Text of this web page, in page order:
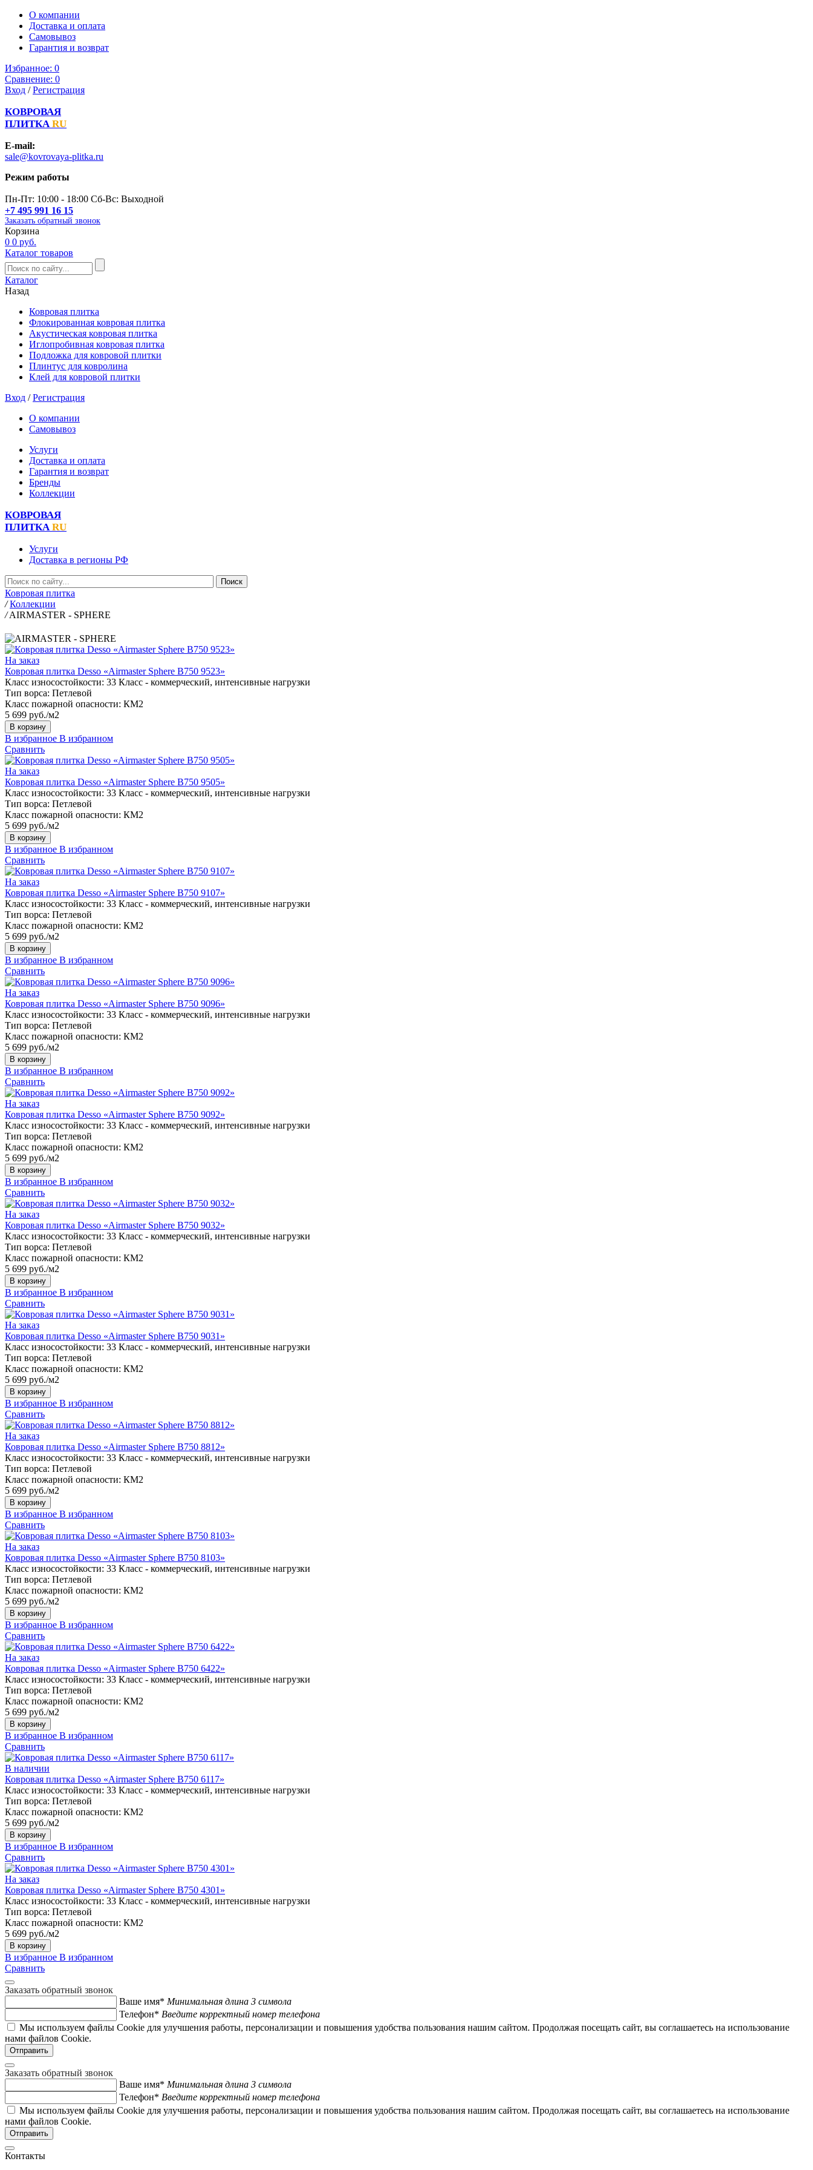
О компании
Доставка и оплата
Самовывоз
Гарантия и возврат
Избранное: 0
Сравнение: 0
Вход /Регистрация
КОВРОВАЯ
ПЛИТКА RU
E-mail:
sale@kovrovaya-plitka.ru
Режим работы
Пн-Пт: 10:00 - 18:00 Сб-Вс: Выходной
+7 495 991 16 15
Заказать обратный звонок
Корзина
0 0 руб.
Каталог товаров
Каталог
Назад
Ковровая плитка
Флокированная ковровая плитка
Акустическая ковровая плитка
Иглопробивная ковровая плитка
Подложка для ковровой плитки
Плинтус для ковролина
Клей для ковровой плитки
Вход /Регистрация
О компании
Самовывоз
Услуги
Доставка и оплата
Гарантия и возврат
Бренды
Коллекции
КОВРОВАЯ
ПЛИТКА RU
Услуги
Доставка в регионы РФ
Ковровая плитка
/ Коллекции
/ AIRMASTER - SPHERE
На заказ
Ковровая плитка Desso «Airmaster Sphere B750 9523»
Класс износостойкости: 33 Класс - коммерческий, интенсивные нагрузки
Тип ворса: Петлевой
Класс пожарной опасности: КМ2
5 699 руб./м2
В корзину
В избранное В избранном
Сравнить
На заказ
Ковровая плитка Desso «Airmaster Sphere B750 9505»
Класс износостойкости: 33 Класс - коммерческий, интенсивные нагрузки
Тип ворса: Петлевой
Класс пожарной опасности: КМ2
5 699 руб./м2
В корзину
В избранное В избранном
Сравнить
На заказ
Ковровая плитка Desso «Airmaster Sphere B750 9107»
Класс износостойкости: 33 Класс - коммерческий, интенсивные нагрузки
Тип ворса: Петлевой
Класс пожарной опасности: КМ2
5 699 руб./м2
В корзину
В избранное В избранном
Сравнить
На заказ
Ковровая плитка Desso «Airmaster Sphere B750 9096»
Класс износостойкости: 33 Класс - коммерческий, интенсивные нагрузки
Тип ворса: Петлевой
Класс пожарной опасности: КМ2
5 699 руб./м2
В корзину
В избранное В избранном
Сравнить
На заказ
Ковровая плитка Desso «Airmaster Sphere B750 9092»
Класс износостойкости: 33 Класс - коммерческий, интенсивные нагрузки
Тип ворса: Петлевой
Класс пожарной опасности: КМ2
5 699 руб./м2
В корзину
В избранное В избранном
Сравнить
На заказ
Ковровая плитка Desso «Airmaster Sphere B750 9032»
Класс износостойкости: 33 Класс - коммерческий, интенсивные нагрузки
Тип ворса: Петлевой
Класс пожарной опасности: КМ2
5 699 руб./м2
В корзину
В избранное В избранном
Сравнить
На заказ
Ковровая плитка Desso «Airmaster Sphere B750 9031»
Класс износостойкости: 33 Класс - коммерческий, интенсивные нагрузки
Тип ворса: Петлевой
Класс пожарной опасности: КМ2
5 699 руб./м2
В корзину
В избранное В избранном
Сравнить
На заказ
Ковровая плитка Desso «Airmaster Sphere B750 8812»
Класс износостойкости: 33 Класс - коммерческий, интенсивные нагрузки
Тип ворса: Петлевой
Класс пожарной опасности: КМ2
5 699 руб./м2
В корзину
В избранное В избранном
Сравнить
На заказ
Ковровая плитка Desso «Airmaster Sphere B750 8103»
Класс износостойкости: 33 Класс - коммерческий, интенсивные нагрузки
Тип ворса: Петлевой
Класс пожарной опасности: КМ2
5 699 руб./м2
В корзину
В избранное В избранном
Сравнить
На заказ
Ковровая плитка Desso «Airmaster Sphere B750 6422»
Класс износостойкости: 33 Класс - коммерческий, интенсивные нагрузки
Тип ворса: Петлевой
Класс пожарной опасности: КМ2
5 699 руб./м2
В корзину
В избранное В избранном
Сравнить
В наличии
Ковровая плитка Desso «Airmaster Sphere B750 6117»
Класс износостойкости: 33 Класс - коммерческий, интенсивные нагрузки
Тип ворса: Петлевой
Класс пожарной опасности: КМ2
5 699 руб./м2
В корзину
В избранное В избранном
Сравнить
На заказ
Ковровая плитка Desso «Airmaster Sphere B750 4301»
Класс износостойкости: 33 Класс - коммерческий, интенсивные нагрузки
Тип ворса: Петлевой
Класс пожарной опасности: КМ2
5 699 руб./м2
В корзину
В избранное В избранном
Сравнить
Заказать обратный звонок
Ваше имя* Минимальная длина 3 символа
Телефон* Введите корректный номер телефона
Мы используем файлы Cookie для улучшения работы, персонализации и повышения удобства пользования нашим сайтом. Продолжая посещать сайт, вы соглашаетесь на использование
нами файлов Cookie.
Заказать обратный звонок
Ваше имя* Минимальная длина 3 символа
Телефон* Введите корректный номер телефона
Мы используем файлы Cookie для улучшения работы, персонализации и повышения удобства пользования нашим сайтом. Продолжая посещать сайт, вы соглашаетесь на использование
нами файлов Cookie.
Контакты